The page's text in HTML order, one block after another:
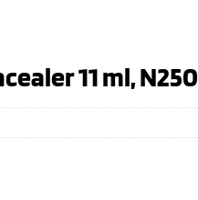
11 ml, N250